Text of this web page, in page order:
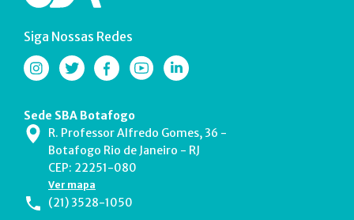
Siga Nossas Redes
Sede SBA Botafogo
R. Professor Alfredo Gomes, 36 -
Botafogo Rio de Janeiro - RJ
CEP: 22251-080
Ver mapa
(21) 3528-1050